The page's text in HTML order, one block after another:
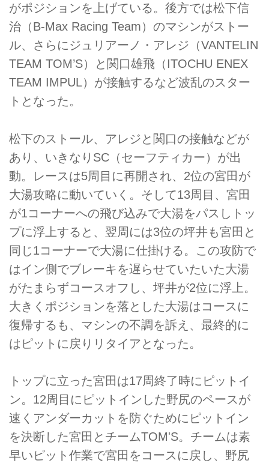
がポジションを上げている。後方では松下信
治（B-Max Racing Team）のマシンがストー
ル、さらにジュリアーノ・アレジ（VANTELIN
TEAM TOM’S）と関口雄飛（ITOCHU ENEX
TEAM IMPUL）が接触するなど波乱のスター
トとなった。
松下のストール、アレジと関口の接触などが
あり、いきなりSC（セーフティカー）が出
動。レースは5周目に再開され、2位の宮田が
大湯攻略に動いていく。そして13周目、宮田
が1コーナーへの飛び込みで大湯をパスしトッ
プに浮上すると、翌周には3位の坪井も宮田と
同じ1コーナーで大湯に仕掛ける。この攻防で
はイン側でブレーキを遅らせていたいた大湯
がたまらずコースオフし、坪井が2位に浮上。
大きくポジションを落とした大湯はコースに
復帰するも、マシンの不調を訴え、最終的に
はピットに戻りリタイアとなった。
トップに立った宮田は17周終了時にピットイ
ン。12周目にピットインした野尻のペースが
速くアンダーカットを防ぐためにピットイン
を決断した宮田とチームTOM'S。チームは素
早いピット作業で宮田をコースに戻し、野尻